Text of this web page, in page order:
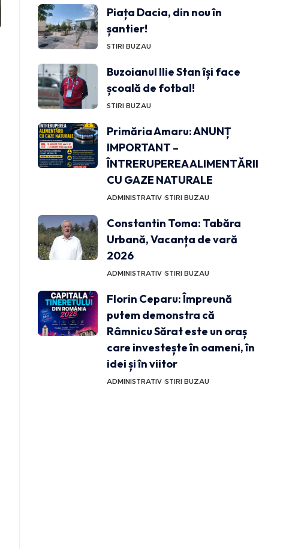
Piața Dacia, din nou în
șantier!
STIRI BUZAU
Buzoianul Ilie Stan își face
școală de fotbal!
STIRI BUZAU
Primăria Amaru: ANUNȚ
IMPORTANT –
ÎNTRERUPEREA ALIMENTĂRII
CU GAZE NATURALE
ADMINISTRATIV STIRI BUZAU
Constantin Toma: Tabăra
Urbană, Vacanța de vară
2026
ADMINISTRATIV STIRI BUZAU
Florin Ceparu: Împreună
putem demonstra că
Râmnicu Sărat este un oraș
care investește în oameni, în
idei și în viitor
ADMINISTRATIV STIRI BUZAU